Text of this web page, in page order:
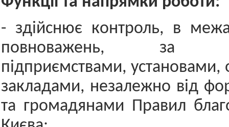
- здійснює контроль, в
повноважень, за
підприємствами, установами,
закладами, незалежно від
та громадянами Правил